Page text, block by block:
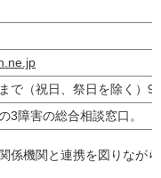
で（祝日、祭日を除く）
3障害の総合相談窓口。
係機関と連携を図りなが